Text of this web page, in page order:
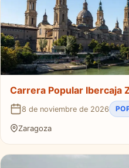
Carrera Popular Ibercaja
8 de noviembre de 2026
Zaragoza